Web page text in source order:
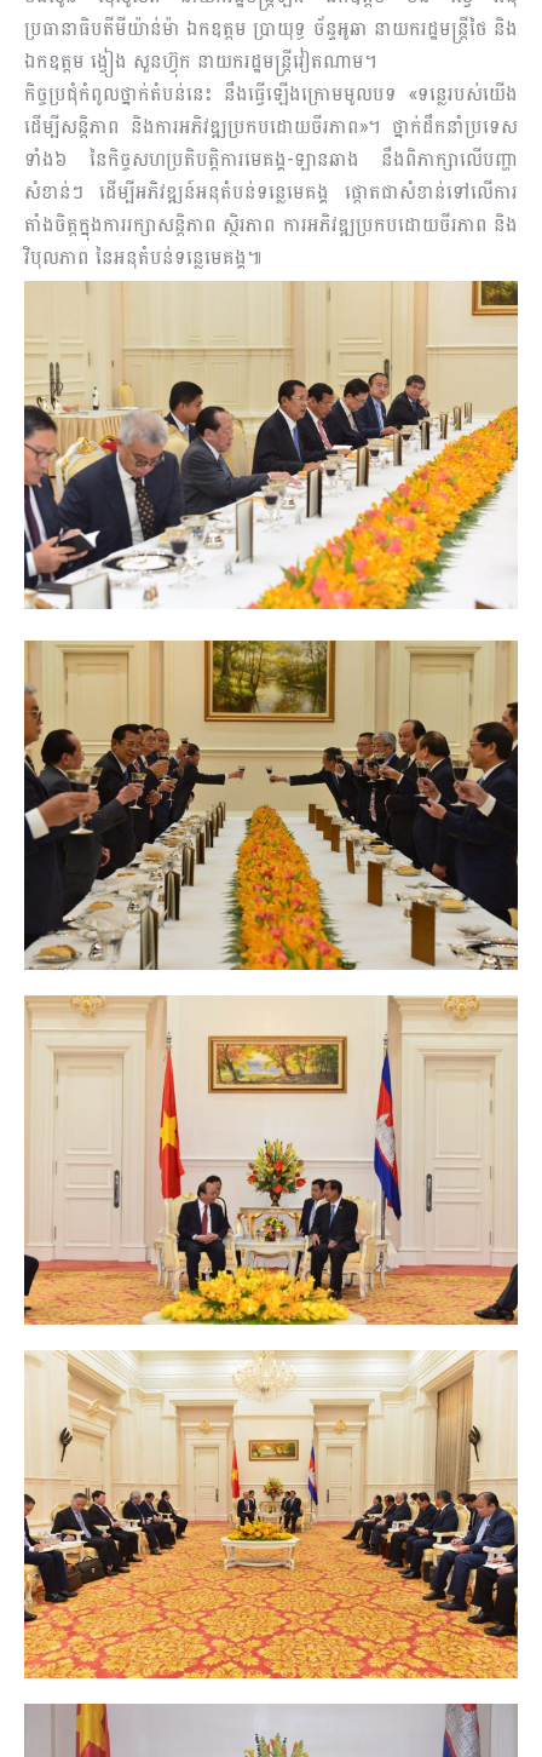
ប្រធានាធិបតីមីយ៉ាន់ម៉ា ឯកឧត្តម ប្រាយុទ្ធ ច័ន្ទអូឆា នាយករដ្ឋមន្រ្តីថៃ និង
ឯកឧត្តម ង្វៀង សួនហ៊្វុក នាយករដ្ឋមន្រ្តីវៀតណាម។
កិច្ចប្រជុំកំពូលថ្នាក់តំបន់នេះ នឹងធ្វើឡើងក្រោមមូលបទ «ទន្លេរបស់យើង
ដើម្បីសន្តិភាព និងការអភិវឌ្ឍប្រកបដោយចីរភាព»។ ថ្នាក់ដឹកនាំប្រទេស
ទាំង៦ នៃកិច្ចសហប្រតិបត្តិការមេគង្គ-ឡានឆាង នឹងពិភាក្សាលើបញ្ហា
សំខាន់ៗ ដើម្បីអភិវឌ្ឍន៍អនុតំបន់ទន្លេមេគង្គ ផ្តោតជាសំខាន់ទៅលើការ
តាំងចិត្តក្នុងការរក្សាសន្តិភាព ស្ថិរភាព ការអភិវឌ្ឍប្រកបដោយចីរភាព និង
វិបុលភាព នៃអនុតំបន់ទន្លេមេគង្គ៕